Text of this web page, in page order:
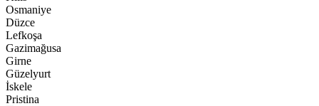
Osmaniye
Düzce
Lefkoşa
Gazimağusa
Girne
Güzelyurt
İskele
Pristina